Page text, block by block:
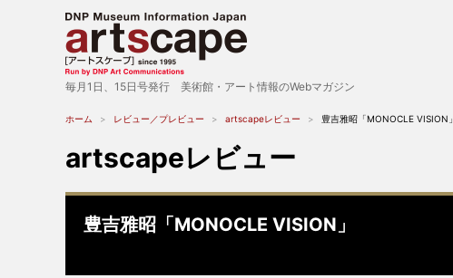
ホーム レビュー／プレビュー artscapeレビュー 豊吉雅昭「MONOCLE VISION」
artscapeレビュー
豊吉雅昭「MONOCLE VISION」
毎月1日、15日号発行 美術館・アート情報のWebマガジン